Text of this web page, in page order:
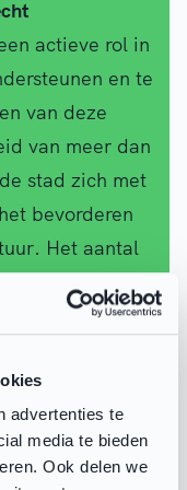
advertenties te
media te bieden
Ook delen we
actieve rol in
en te
van deze
van meer dan
stad zich met
bevorderen
Het aantal
wat aangeeft
het welzijn
aandacht